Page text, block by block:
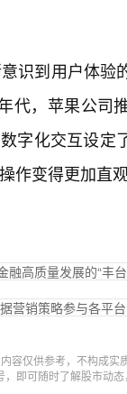
识到用户体验
代，苹果公司
字化交互设定
作变得更加直
高质量发展的“丰
营销策略参与各平
容仅供参考，不构成实
即可随时了解股市动